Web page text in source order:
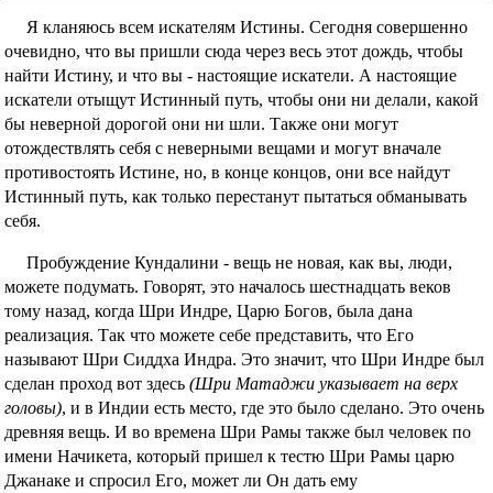
Я кланяюсь всем искателям Истины. Сегодня совершенно
очевидно, что вы пришли сюда через весь этот дождь, чтобы
найти Истину, и что вы - настоящие искатели. А настоящие
искатели отыщут Истинный путь, чтобы они ни делали, какой
бы неверной дорогой они ни шли. Также они могут
отождествлять себя с неверными вещами и могут вначале
противостоять Истине, но, в конце концов, они все найдут
Истинный путь, как только перестанут пытаться обманывать
себя.
Пробуждение Кундалини - вещь не новая, как вы, люди,
можете подумать. Говорят, это началось шестнадцать веков
тому назад, когда Шри Индре, Царю Богов, была дана
реализация. Так что можете себе представить, что Его
называют Шри Сиддха Индра. Это значит, что Шри Индре был
сделан проход вот здесь(Шри Матаджи указывает на верх
головы), и в Индии есть место, где это было сделано. Это очень
древняя вещь. И во времена Шри Рамы также был человек по
имени Начикета, который пришел к тестю Шри Рамы царю
Джанаке и спросил Его, может ли Он дать ему